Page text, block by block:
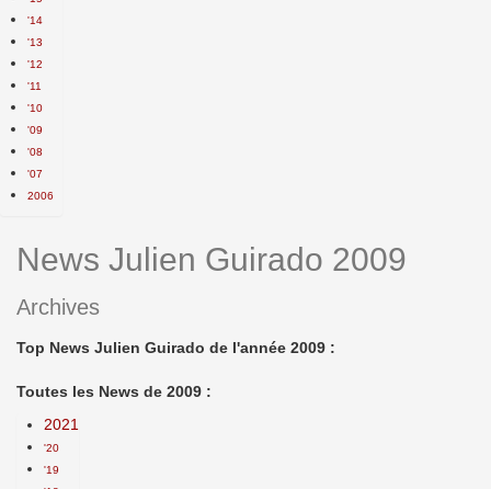
'14
'13
'12
'11
'10
'09
'08
'07
2006
News Julien Guirado 2009
Archives
Top News Julien Guirado de l'année 2009 :
Toutes les News de 2009 :
2021
'20
'19